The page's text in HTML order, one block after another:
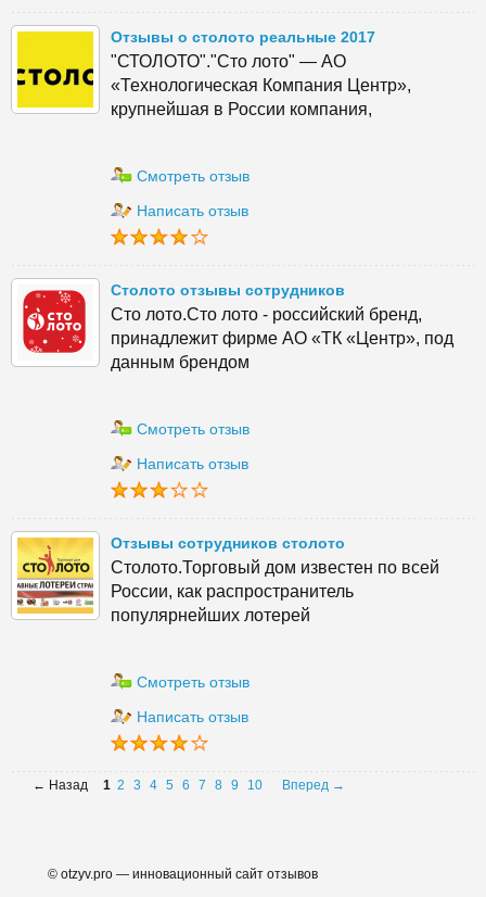
Отзывы о столото реальные 2017
"СТОЛОТО"."Сто лото" — АО
«Технологическая Компания Центр»,
крупнейшая в России компания,
Смотреть отзыв
Написать отзыв
Столото отзывы сотрудников
Сто лото.Сто лото - российский бренд,
принадлежит фирме АО «ТК «Центр», под
данным брендом
Смотреть отзыв
Написать отзыв
Отзывы сотрудников столото
Столото.Торговый дом известен по всей
России, как распространитель
популярнейших лотерей
Смотреть отзыв
Написать отзыв
← Назад 1 2 3 4 5 6 7 8 9 10 Вперед →
© otzyv.pro — инновационный сайт отзывов